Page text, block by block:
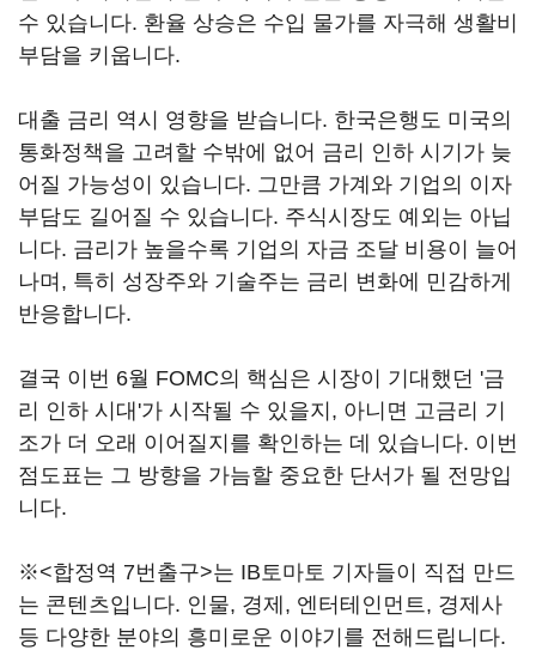
수 있습니다. 환율 상승은 수입 물가를 자극해 생활비
부담을 키웁니다.
대출 금리 역시 영향을 받습니다. 한국은행도 미국의
통화정책을 고려할 수밖에 없어 금리 인하 시기가 늦
어질 가능성이 있습니다. 그만큼 가계와 기업의 이자
부담도 길어질 수 있습니다. 주식시장도 예외는 아닙
니다. 금리가 높을수록 기업의 자금 조달 비용이 늘어
나며, 특히 성장주와 기술주는 금리 변화에 민감하게
반응합니다.
결국 이번 6월 FOMC의 핵심은 시장이 기대했던 '금
리 인하 시대'가 시작될 수 있을지, 아니면 고금리 기
조가 더 오래 이어질지를 확인하는 데 있습니다. 이번
점도표는 그 방향을 가늠할 중요한 단서가 될 전망입
니다.
※<합정역 7번출구>는 IB토마토 기자들이 직접 만드
는 콘텐츠입니다. 인물, 경제, 엔터테인먼트, 경제사
등 다양한 분야의 흥미로운 이야기를 전해드립니다.